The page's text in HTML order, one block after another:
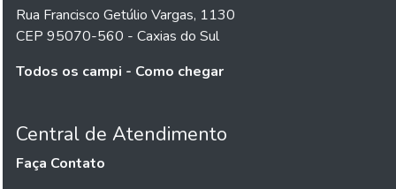
Rua Francisco Getúlio Vargas, 1130
CEP 95070-560 - Caxias do Sul
Todos os campi - Como chegar
Central de Atendimento
Faça Contato